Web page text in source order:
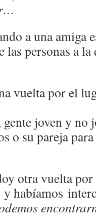
a una amiga
las personas a
vuelta por el
joven y no
o su pareja
otra vuelta
habíamos